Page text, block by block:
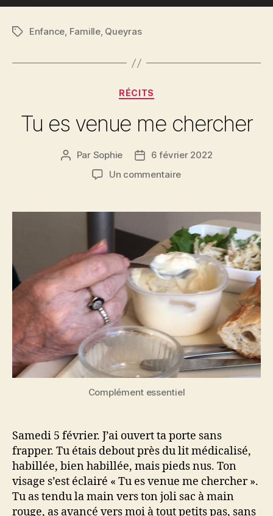
Étiquettes
Enfance, Famille, Queyras
Catégories
RÉCITS
Tu es venue me chercher
Auteur
l’article
Par Sophie
Date6 février 2022
Un commentairesur
venue
me
chercher
Complément essentiel
Samedi 5 février. J’ai ouvert ta porte sans
frapper. Tu étais debout près du lit médicalisé,
habillée, bien habillée, mais pieds nus. Ton
visage s’est éclairé « Tu es venue me chercher ».
Tu as tendu la main vers ton joli sac à main
rouge, as avancé vers moi à tout petits pas, sans